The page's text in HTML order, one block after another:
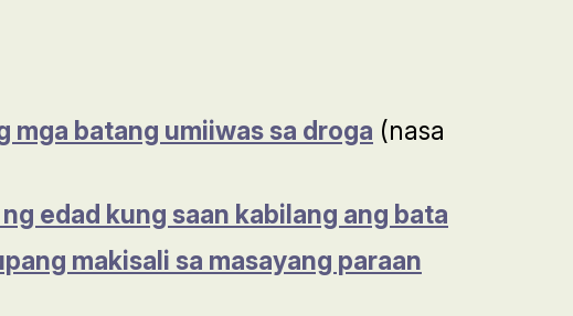
mga batang umiiwas sa droga (nasa
edad kung saan kabilang ang bata
makisali sa masayang paraan